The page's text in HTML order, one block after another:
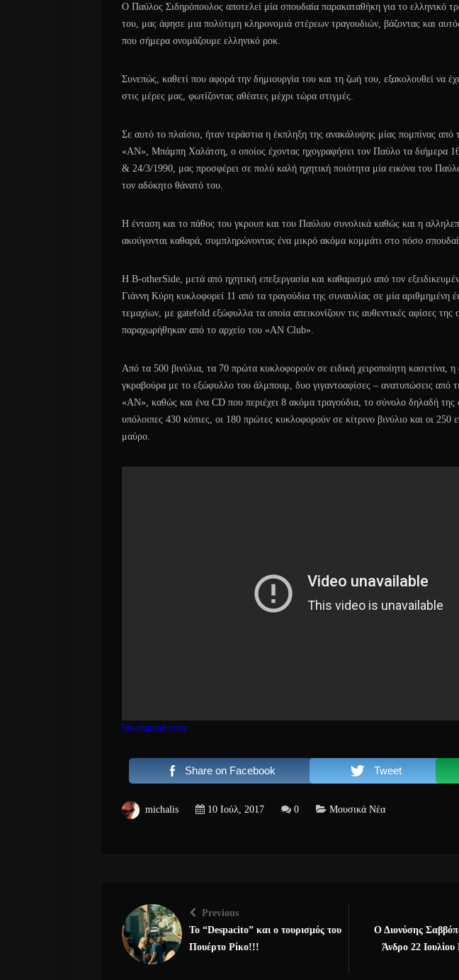
O Παύλος Σιδηρόπουλος αποτελεί μία σπουδαία παρακαταθήκη για το ελληνικό
του, μας άφησε μια πολύτιμη κληρονομιά στέρεων τραγουδιών, βάζοντας και
που σήμερα ονομάζουμε ελληνικό ροκ.
Συνεπώς, καθετί που αφορά την δημιουργία του και τη ζωή του, εξακολουθεί να
στις μέρες μας, φωτίζοντας αθέατες μέχρι τώρα στιγμές.
Σε αυτό το πλαίσιο, ήταν τεράστια η έκπληξη της ανακάλυψης μίας πομπίνας από
«ΑΝ», Μπάμπη Χαλάτση, ο οποίος έχοντας ηχογραφήσει τον Παύλο τα διήμερα
& 24/3/1990, μας προσφέρει σε πολύ καλή ηχητική ποιότητα μία εικόνα του
τον αδόκητο θάνατό του.
Η ένταση και το πάθος του γκρουπ και του Παύλου συνολικά καθώς και η
ακούγονται καθαρά, συμπληρώνοντας ένα μικρό ακόμα κομμάτι στο πόσο
Η B-otherSide, μετά από ηχητική επεξεργασία και καθαρισμό από τον
Γιάννη Κύρη κυκλοφορεί 11 από τα τραγούδια της συναυλίας σε μία αριθμημένη
τεμαχίων, με gatefold εξώφυλλα τα οποία απεικονίζουν τις αυθεντικές αφίσες της
παραχωρήθηκαν από το αρχείο του «ΑΝ Club».
Από τα 500 βινύλια, τα 70 πρώτα κυκλοφορούν σε ειδική χειροποίητη κασετίνα, η
γκραβούρα με το εξώφυλλο του άλμπουμ, δυο γιγαντοαφίσες – ανατυπώσεις από
«AN», καθώς και ένα CD που περιέχει 8 ακόμα τραγούδια, το σύνολο δηλαδή της
υπόλοιπες 430 κόπιες, οι 180 πρώτες κυκλοφορούν σε κίτρινο βινύλιο και οι 250
μαύρο.
hit-channel.com
Share on Facebook Tweet
michalis 10 Ιούλ, 2017 0 Μουσικά Νέα
Previous
Το “Despacito” και ο τουρισμός του
Πουέρτο Ρίκο!!!
Ο Διονύσης
Άνδρο 22